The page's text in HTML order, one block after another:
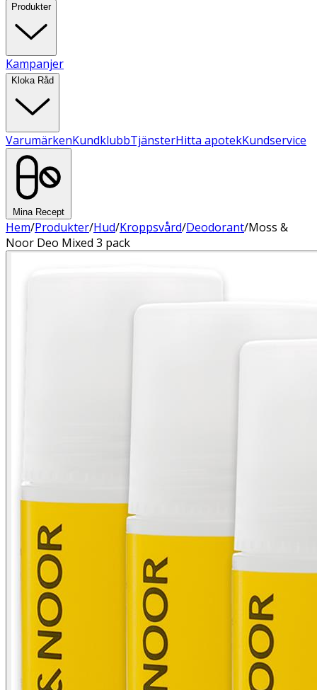
Produkter
Kampanjer
Kloka Råd
VarumärkenKundklubbTjänsterHitta apotekKundservice
Mina Recept
Hem/Produkter/Hud/Kroppsvård/Deodorant/Moss &
Noor Deo Mixed 3 pack